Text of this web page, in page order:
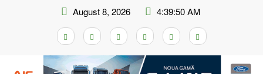
August 8, 2026 4:39:50 AM